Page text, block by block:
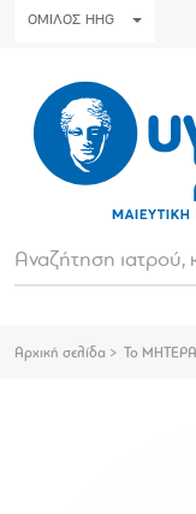
ΟΜΙΛΟΣ HHG
Αρχική σελίδα Το ΜΗΤΕΡΑ